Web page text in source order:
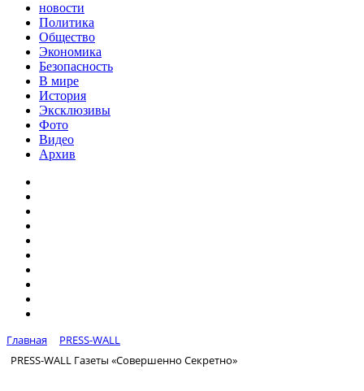
новости
Политика
Общество
Экономика
Безопасность
В мире
История
Эксклюзивы
Фото
Видео
Архив
Главная
PRESS-WALL
PRESS-WALL Газеты «Совершенно Секретно»